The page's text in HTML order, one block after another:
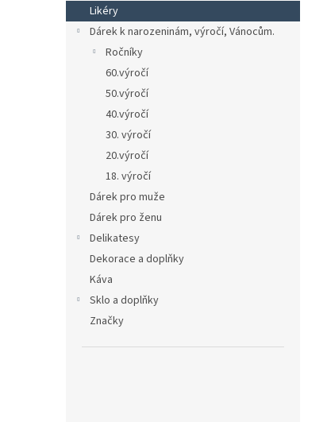
Likéry
Dárek k narozeninám, výročí, Vánocům.
Ročníky
60.výročí
50.výročí
40.výročí
30. výročí
20.výročí
18. výročí
Dárek pro muže
Dárek pro ženu
Delikatesy
Dekorace a doplňky
Káva
Sklo a doplňky
Značky